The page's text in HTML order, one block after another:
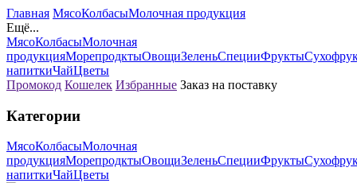
Главная МясоКолбасыМолочная продукция
Ещё...
МясоКолбасыМолочная
продукцияМорепродктыОвощиЗеленьСпецииФрукты
напиткиЧайЦветы
Промокод Кошелек Избранные Заказ на поставку
Категории
МясоКолбасыМолочная
продукцияМорепродктыОвощиЗеленьСпецииФрукты
напиткиЧайЦветы